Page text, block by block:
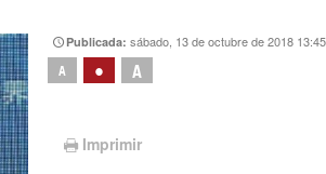
Publicada:sábado, 13 de octubre de 2018 13:45
A • A
Imprimir